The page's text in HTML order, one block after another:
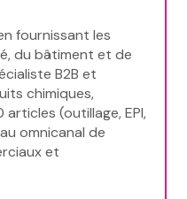
fournissant les
du bâtiment et de
B2B et
chimiques,
(outillage, EPI,
omnicanal de
et